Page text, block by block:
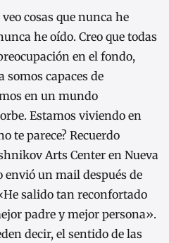
cosas que nunca he
he oído. Creo que todas
en el fondo,
somos capaces de
en un mundo
Estamos viviendo en
te parece? Recuerdo
Arts Center en Nueva
un mail después de
salido tan reconfortado
padre y mejor persona».
decir, el sentido de las